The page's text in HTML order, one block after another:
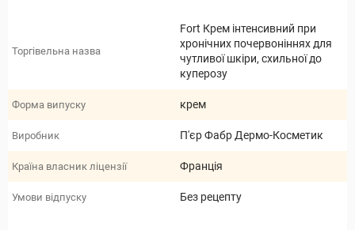
Торгівельна назва
Fort Крем інтенсивний при
хронічних почервоніннях для
чутливої шкіри, схильної до
куперозу
Форма випуску крем
Виробник П'єр Фабр Дермо-Косметик
Країна власник ліцензії Франція
Умови відпуску Без рецепту